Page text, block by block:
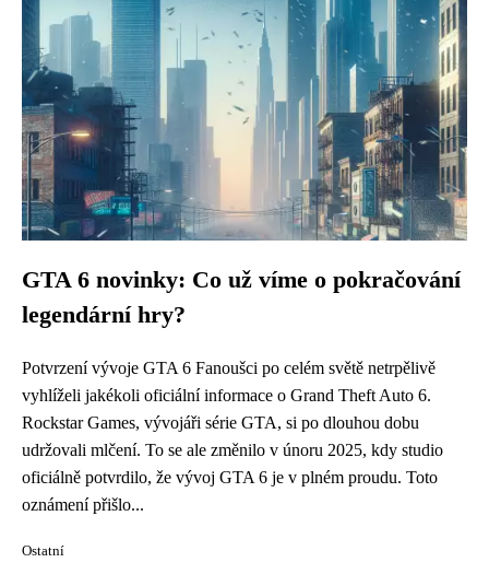
GTA 6 novinky: Co už víme o pokračování
legendární hry?
Potvrzení vývoje GTA 6 Fanoušci po celém světě netrpělivě
vyhlíželi jakékoli oficiální informace o Grand Theft Auto 6.
Rockstar Games, vývojáři série GTA, si po dlouhou dobu
udržovali mlčení. To se ale změnilo v únoru 2025, kdy studio
oficiálně potvrdilo, že vývoj GTA 6 je v plném proudu. Toto
oznámení přišlo...
Ostatní